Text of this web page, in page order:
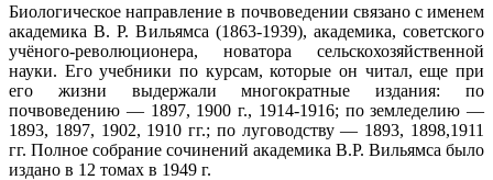
Биологическое направление в почвоведении связано с именем
академика В. Р. Вильямса (1863-1939), академика, советского
учёного-революционера, новатора сельскохозяйственной
науки. Его учебники по курсам, которые он читал, еще при
его жизни выдержали многократные издания: по
почвоведению — 1897, 1900 г., 1914-1916; по земледелию —
1893, 1897, 1902, 1910 гг.; по луговодству — 1893, 1898,1911
гг. Полное собрание сочинений академика В.Р. Вильямса было
издано в 12 томах в 1949 г.